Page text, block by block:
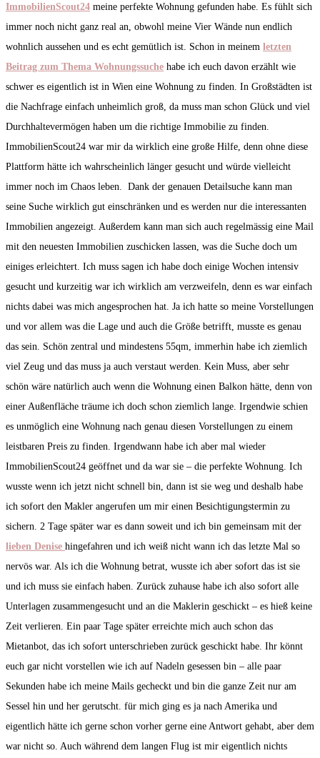
ImmobilienScout24 meine perfekte Wohnung gefunden habe. Es fühlt sich
immer noch nicht ganz real an, obwohl meine Vier Wände nun endlich
wohnlich aussehen und es echt gemütlich ist. Schon in meinem letzten
Beitrag zum Thema Wohnungssuche habe ich euch davon erzählt wie
schwer es eigentlich ist in Wien eine Wohnung zu finden. In Großstädten ist
die Nachfrage einfach unheimlich groß, da muss man schon Glück und viel
Durchhaltevermögen haben um die richtige Immobilie zu finden.
ImmobilienScout24 war mir da wirklich eine große Hilfe, denn ohne diese
Plattform hätte ich wahrscheinlich länger gesucht und würde vielleicht
immer noch im Chaos leben. Dank der genauen Detailsuche kann man
seine Suche wirklich gut einschränken und es werden nur die interessanten
Immobilien angezeigt. Außerdem kann man sich auch regelmässig eine Mail
mit den neuesten Immobilien zuschicken lassen, was die Suche doch um
einiges erleichtert. Ich muss sagen ich habe doch einige Wochen intensiv
gesucht und kurzeitig war ich wirklich am verzweifeln, denn es war einfach
nichts dabei was mich angesprochen hat. Ja ich hatte so meine Vorstellungen
und vor allem was die Lage und auch die Größe betrifft, musste es genau
das sein. Schön zentral und mindestens 55qm, immerhin habe ich ziemlich
viel Zeug und das muss ja auch verstaut werden. Kein Muss, aber sehr
schön wäre natürlich auch wenn die Wohnung einen Balkon hätte, denn von
einer Außenfläche träume ich doch schon ziemlich lange. Irgendwie schien
es unmöglich eine Wohnung nach genau diesen Vorstellungen zu einem
leistbaren Preis zu finden. Irgendwann habe ich aber mal wieder
ImmobilienScout24 geöffnet und da war sie – die perfekte Wohnung. Ich
wusste wenn ich jetzt nicht schnell bin, dann ist sie weg und deshalb habe
ich sofort den Makler angerufen um mir einen Besichtigungstermin zu
sichern. 2 Tage später war es dann soweit und ich bin gemeinsam mit der
lieben Denise hingefahren und ich weiß nicht wann ich das letzte Mal so
nervös war. Als ich die Wohnung betrat, wusste ich aber sofort das ist sie
und ich muss sie einfach haben. Zurück zuhause habe ich also sofort alle
Unterlagen zusammengesucht und an die Maklerin geschickt – es hieß keine
Zeit verlieren. Ein paar Tage später erreichte mich auch schon das
Mietanbot, das ich sofort unterschrieben zurück geschickt habe. Ihr könnt
euch gar nicht vorstellen wie ich auf Nadeln gesessen bin – alle paar
Sekunden habe ich meine Mails gecheckt und bin die ganze Zeit nur am
Sessel hin und her gerutscht. für mich ging es ja nach Amerika und
eigentlich hätte ich gerne schon vorher gerne eine Antwort gehabt, aber dem
war nicht so. Auch während dem langen Flug ist mir eigentlich nichts